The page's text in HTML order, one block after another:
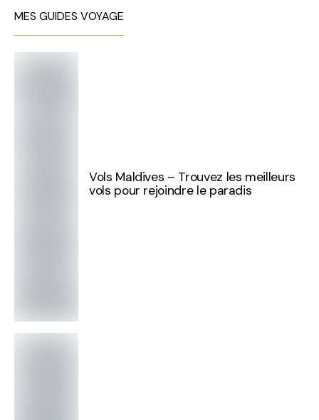
MES GUIDES VOYAGE
Vols Maldives – Trouvez les meilleurs
vols pour rejoindre le paradis